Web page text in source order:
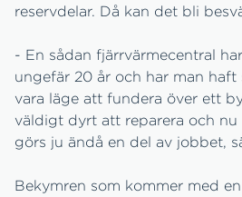
reservdelar. Då kan det bli
- En sådan fjärrvärmecentral
ungefär 20 år och har man
vara läge att fundera över ett
väldigt dyrt att reparera och nu
görs ju ändå en del av jobbet,
Bekymren som kommer med